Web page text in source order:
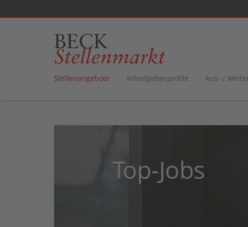
Stellenangebote Arbeitgeberprofile Aus- /